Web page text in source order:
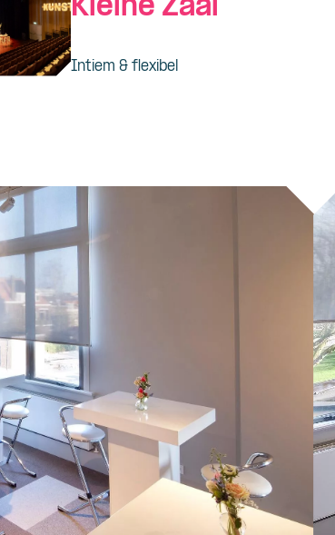
Kleine Zaal
Intiem & flexibel